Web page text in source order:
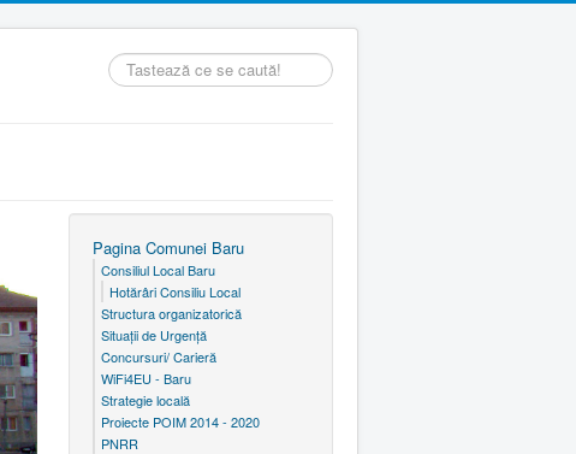
Căutare
...
Pagina Comunei Baru
Consiliul Local Baru
Hotărâri Consiliu Local
Structura organizatorică
Situaţii de Urgenţă
Concursuri/ Carieră
WiFi4EU - Baru
Strategie locală
Proiecte POIM 2014 - 2020
PNRR